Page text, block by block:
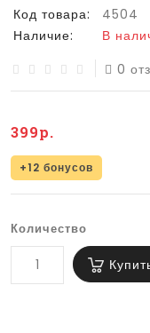
Код товара:
4504
Наличие:
В
0
399р.
+12 бонусов
Количество